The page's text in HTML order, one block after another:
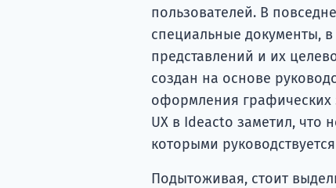
пользователей. В
специальные документы,
представлений и их
создан на основе
оформления графических
UX в Ideacto заметил, что
которыми
Подытоживая, стоит